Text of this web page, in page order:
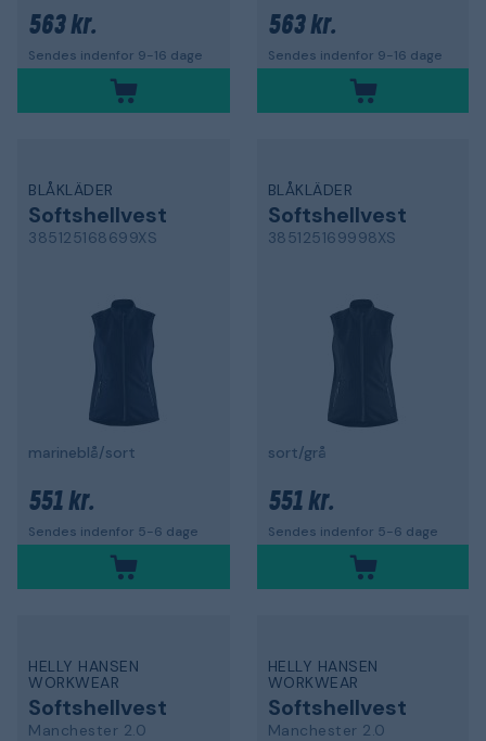
563 kr.
Sendes indenfor 9-16 dage
563 kr.
Sendes indenfor 9-16 dage
BLÅKLÄDER
Softshellvest
385125168699XS
marineblå/sort
551 kr.
Sendes indenfor 5-6 dage
BLÅKLÄDER
Softshellvest
385125169998XS
sort/grå
551 kr.
Sendes indenfor 5-6 dage
HELLY HANSEN
WORKWEAR
Softshellvest
Manchester 2.0
HELLY HANSEN
WORKWEAR
Softshellvest
Manchester 2.0